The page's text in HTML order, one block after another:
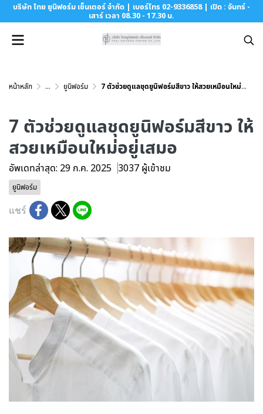
บริษัท ไทย ยูนิฟอร์ม เซ็นเตอร์ จำกัด | เบอร์โทร 02-9336858 | เปิด : จันทร์ -
เสาร์ เวลา 08.30 - 17.30 น.
หน้าหลัก ... ยูนิฟอร์ม 7 ตัวช่วยดูแลชุดยูนิฟอร์มสีขาว ให้สวยเหมือนใหม่อยู่เสมอ
7 ตัวช่วยดูแลชุดยูนิฟอร์มสีขาว ให้
สวยเหมือนใหม่อยู่เสมอ
อัพเดทล่าสุด: 29 ก.ค. 2025 3037 ผู้เข้าชม
ยูนิฟอร์ม
แชร์